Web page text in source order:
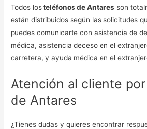
Todos losteléfonos de Antares son
están distribuidos según las solicitudes
puedes comunicarte con asistencia de
médica, asistencia deceso en el
carretera, y ayuda médica en el
Atención al cliente
de Antares
¿Tienes dudas y quieres encontrar